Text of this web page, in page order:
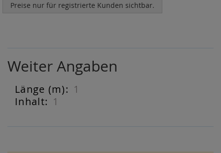
Preise nur für registrierte Kunden sichtbar.
Weiter Angaben
Weiter
Angaben
1
1